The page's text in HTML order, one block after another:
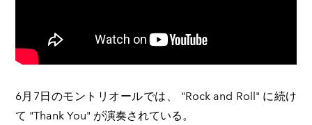
​6月7日のモントリオールでは、 "Rock and Roll" に続け
て "Thank You" が演奏されている。